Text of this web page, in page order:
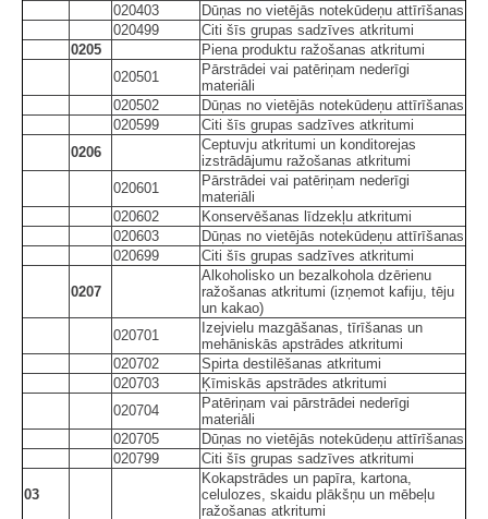
020403
Dūņas no vietējās notekūdeņu attīrīšanas
020499
Citi šīs grupas sadzīves atkritumi
0205
Piena produktu ražošanas atkritumi
020501
Pārstrādei vai patēriņam nederīgi
materiāli
020502
Dūņas no vietējās notekūdeņu attīrīšanas
020599
Citi šīs grupas sadzīves atkritumi
0206
Ceptuvju atkritumi un konditorejas
izstrādājumu ražošanas atkritumi
020601
Pārstrādei vai patēriņam nederīgi
materiāli
020602
Konservēšanas līdzekļu atkritumi
020603
Dūņas no vietējās notekūdeņu attīrīšanas
020699
Citi šīs grupas sadzīves atkritumi
0207
Alkoholisko un bezalkohola dzērienu
ražošanas atkritumi (izņemot kafiju, tēju
un kakao)
020701
Izejvielu mazgāšanas, tīrīšanas un
mehāniskās apstrādes atkritumi
020702
Spirta destilēšanas atkritumi
020703
Ķīmiskās apstrādes atkritumi
020704
Patēriņam vai pārstrādei nederīgi
materiāli
020705
Dūņas no vietējās notekūdeņu attīrīšanas
020799
Citi šīs grupas sadzīves atkritumi
03
Kokapstrādes un papīra, kartona,
celulozes, skaidu plākšņu un mēbeļu
ražošanas atkritumi